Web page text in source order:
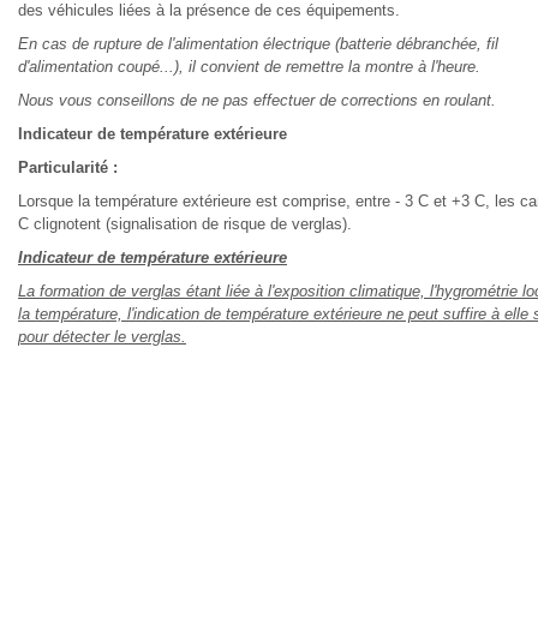
des véhicules liées à la présence de ces équipements.
En cas de rupture de l'alimentation électrique (batterie débranchée, fil
d'alimentation coupé...), il convient de remettre la montre à l'heure.
Nous vous conseillons de ne pas effectuer de corrections en roulant.
Indicateur de température extérieure
Particularité :
Lorsque la température extérieure est comprise, entre - 3 C et +3 C, les
C clignotent (signalisation de risque de verglas).
Indicateur de température extérieure
La formation de verglas étant liée à l'exposition climatique, l'hygrométrie
la température, l'indication de température extérieure ne peut suffire à elle
pour détecter le verglas.